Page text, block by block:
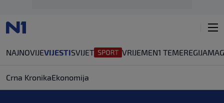
NAJNOVIJEVIJESTISVIJET VRIJEMEN1 TEMEREGIJA
Crna KronikaEkonomija